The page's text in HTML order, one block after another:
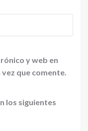
y web en
que comente.
los siguientes